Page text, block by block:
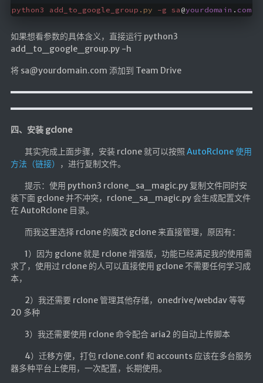
python3 add_to_google_group .py -g sa@yourdomain . com
如果想看参数的具体含义，直接运行 python3
add_to_google_group.py -h
将 sa@yourdomain.com 添加到 Team Drive
四、安装 gclone
其实完成上面步骤，安装 rclone 就可以按照 AutoRclone 使用
方法（链接）
，进行复制文件。
提示：使用 python3 rclone_sa_magic.py 复制文件同时安
装下面 gclone 并不冲突，rclone_sa_magic.py 会生成配置文件
在 AutoRclone 目录。
而我这里选择 rclone 的魔改 gclone 来直接管理，原因有：
1）因为 gclone 就是 rclone 增强版，功能已经满足我的使用需
求了，使用过 rclone 的人可以直接使用 gclone 不需要任何学习成
本，
2）我还需要 rclone 管理其他存储，onedrive/webdav 等等
20 多种
3）我还需要使用 rclone 命令配合 aria2 的自动上传脚本
4）迁移方便，打包 rclone.conf 和 accounts 应该在多台服务
器多种平台上使用，一次配置，长期使用。